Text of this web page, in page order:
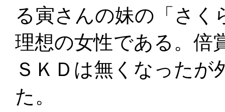
る寅さんの妹の「さく
理想の女性である。倍
ＳＫＤは無くなった
た。